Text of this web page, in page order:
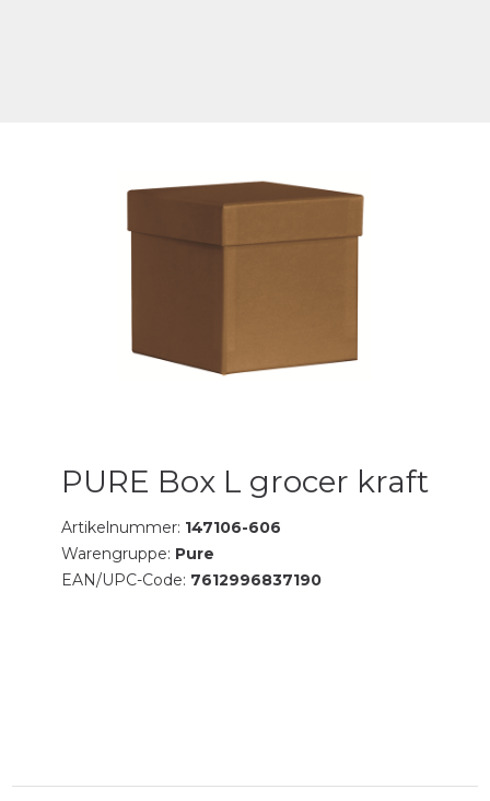
PURE Box L grocer kraft
Artikelnummer: 147106-606
Warengruppe: Pure
EAN/UPC-Code: 7612996837190